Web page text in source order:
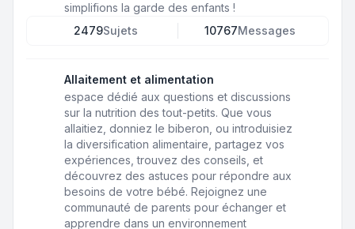
simplifions la garde des enfants !
2479Sujets 10767Messages
Allaitement et alimentation
espace dédié aux questions et discussions
sur la nutrition des tout-petits. Que vous
allaitiez, donniez le biberon, ou introduisiez
la diversification alimentaire, partagez vos
expériences, trouvez des conseils, et
découvrez des astuces pour répondre aux
besoins de votre bébé. Rejoignez une
communauté de parents pour échanger et
apprendre dans un environnement